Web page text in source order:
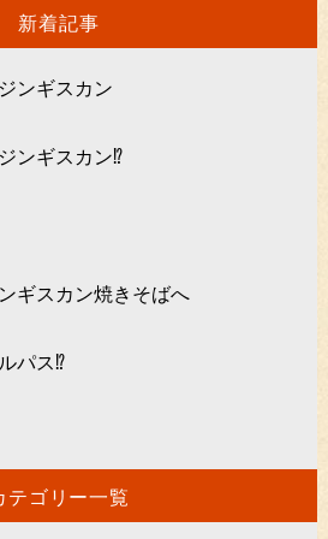
新着記事
ンギスカン
ンギスカン⁉︎
ギスカン焼きそばへ
パス⁉︎
テゴリー一覧